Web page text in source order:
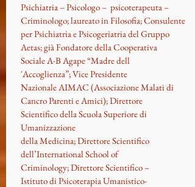
Psichiatria – Psicologo – psicoterapeuta –
Criminologo; laureato in Filosofia; Consulente
per Psichiatria e Psicogeriatria del Gruppo
Aetas; già Fondatore della Cooperativa
Sociale A-B Agape “Madre dell
´Accoglienza”; Vice Presidente
Nazionale AIMAC (Associazione Malati di
Cancro Parenti e Amici); Direttore
Scientifico della Scuola Superiore di
Umanizzazione
della Medicina; Direttore Scientifico
dell’International School of
Criminology; Direttore Scientifico –
Istituto di Psicoterapia Umanistico-